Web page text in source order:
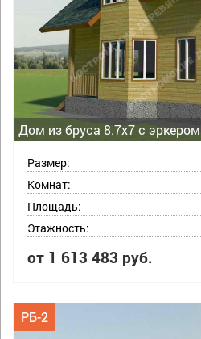
Дом из бруса 8.7х7 с эркером
Размер:
Комнат:
Площадь:
Этажность:
от 1 613 483 руб.
РБ-2